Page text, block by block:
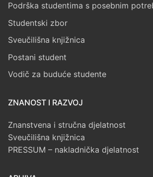
Podrška studentima s posebnim
Studentski zbor
Sveučilišna knjižnica
Postani student
Vodič za buduće studente
ZNANOST I RAZVOJ
Znanstvena i stručna djelatnost
Sveučilišna knjižnica
PRESSUM – nakladnička djelatnost